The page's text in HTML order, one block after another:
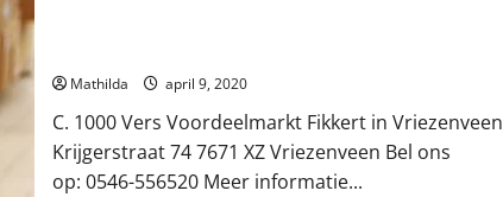
Mathilda april 9, 2020
C. 1000 Vers Voordeelmarkt Fikkert in Vriezenveen
Krijgerstraat 74 7671 XZ Vriezenveen Bel ons
op: 0546-556520 Meer informatie...